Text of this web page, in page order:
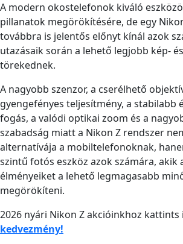
A modern okostelefonok kiváló
pillanatok megörökítésére, de egy
továbbra is jelentős előnyt kínál azok
utazásaik során a lehető legjobb kép-
törekednek.
A nagyobb szenzor, a cserélhető
gyengefényes teljesítmény, a stabilabb
fogás, a valódi optikai zoom és a
szabadság miatt a Nikon Z rendszer
alternatívája a mobiltelefonoknak,
szintű fotós eszköz azok számára, akik
élményeiket a lehető legmagasabb
megörökíteni.
2026 nyári Nikon Z akcióinkhoz kattints
kedvezmény!